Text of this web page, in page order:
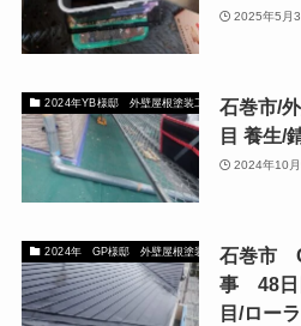
2025年5月
2024年YB様邸 外壁屋根塗装工事
石巻市/
目 養生/
2024年10月
2024年 GP様邸 外壁屋根塗装工事 宮城県石巻
石巻市
事 48日
目/ロー